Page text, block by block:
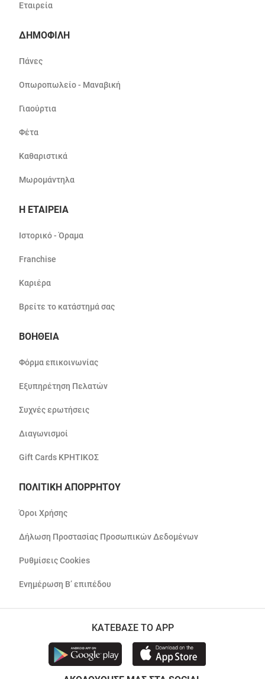
Εταιρεία
ΔΗΜΟΦΙΛΗ
Πάνες
Οπωροπωλείο - Μαναβική
Γιαούρτια
Φέτα
Καθαριστικά
Μωρομάντηλα
Η ΕΤΑΙΡΕΙΑ
Ιστορικό - Όραμα
Franchise
Καριέρα
Βρείτε το κατάστημά σας
ΒΟΗΘΕΙΑ
Φόρμα επικοινωνίας
Εξυπηρέτηση Πελατών
Συχνές ερωτήσεις
Διαγωνισμοί
Gift Cards ΚΡΗΤΙΚΟΣ
ΠΟΛΙΤΙΚΗ ΑΠΟΡΡΗΤΟΥ
Όροι Χρήσης
Δήλωση Προστασίας Προσωπικών Δεδομένων
Ρυθμίσεις Cookies
Ενημέρωση Β’ επιπέδου
ΚΑΤΕΒΑΣΕ ΤΟ APP